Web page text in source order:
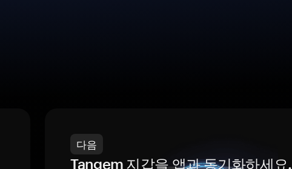
다음
Tangem 지갑을 앱과 동기화하세요.